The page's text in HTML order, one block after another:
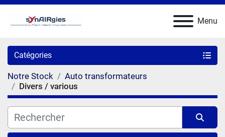
Menu
Catégories
Notre Stock
Auto transformateurs
Divers / various